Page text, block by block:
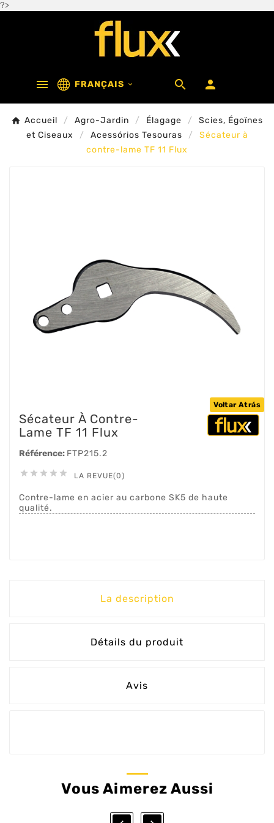
?>
 FRANÇAIS   
Accueil Agro-Jardin Élagage
Scies, Égoïnes
et Ciseaux
Acessórios Tesouras
Sécateur à
contre-lame TF 11 Flux
Voltar Atrás
Sécateur À Contre-
Lame TF 11 Flux
Référence: FTP215.2
     LA REVUE(0)
Contre-lame en acier au carbone SK5 de haute
qualité.
La description
Détails du produit
Avis
Vous Aimerez Aussi